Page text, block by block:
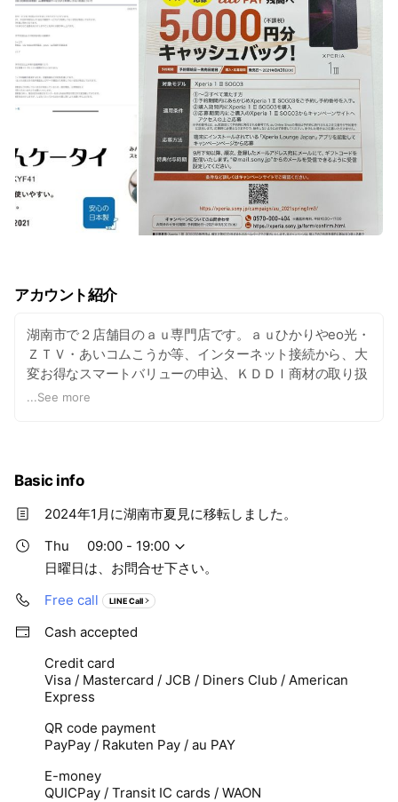
アカウント紹介
湖南市で２店舗目のａｕ専門店です。ａｕひかりやeo光・
ＺＴＶ・あいコムこうか等、インターネット接続から、大
変お得なスマートバリューの申込、ＫＤＤＩ商材の取り扱
いを行っています。モバイルライフのお手伝いを致しま
希望の機種がありましたらお問い合わせ下さい。
...See more
Basic info
2024年1月に湖南市夏見に移転しました。
Thu
09:00 - 19:00
日曜日は、お問合せ下さい。
Free call
LINE Call
Cash accepted
Credit card
Visa / Mastercard / JCB / Diners Club / American
Express
QR code payment
PayPay / Rakuten Pay / au PAY
E-money
QUICPay / Transit IC cards / WAON